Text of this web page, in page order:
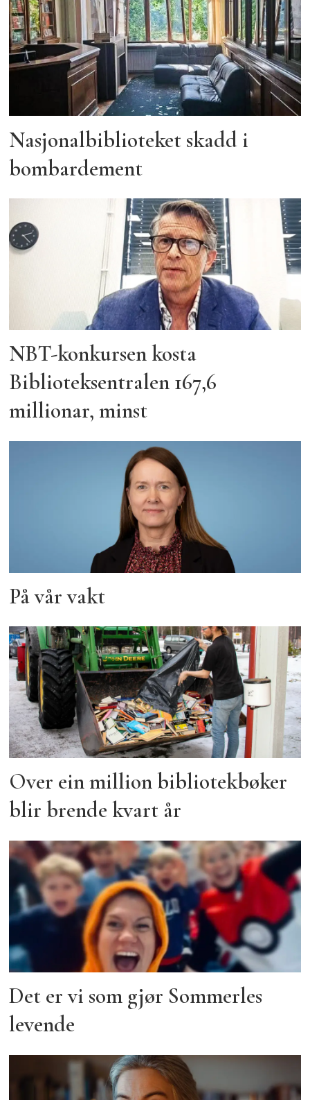
Nasjonalbiblioteket skadd i
bombardement
NBT-konkursen kosta
Biblioteksentralen 167,6
millionar, minst
På vår vakt
Over ein million bibliotekbøker
blir brende kvart år
Det er vi som gjør Sommerles
levende